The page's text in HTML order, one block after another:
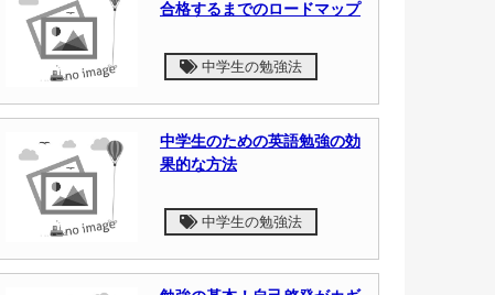
合格するまでのロードマップ
中学生の勉強法
中学生のための英語勉強の効
果的な方法
中学生の勉強法